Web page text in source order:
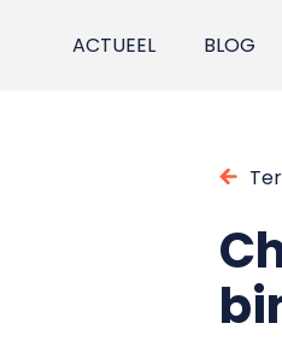
ACTUEEL BLOG